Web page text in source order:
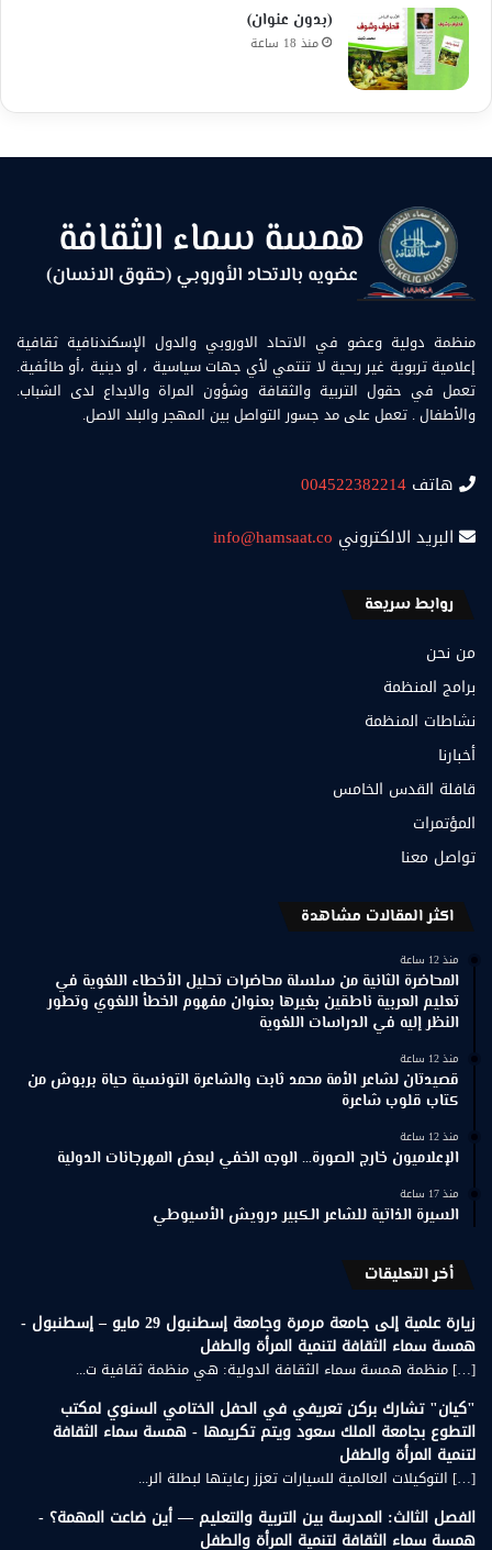
(بدون عنوان)
منذ 18 ساعة
منظمة دولية وعضو في الاتحاد الاوروبي والدول الإسكندنافية ثقافية
إعلامية تربوية غير ربحية لا تنتمي لأي جهات سياسية ، او دينية ،أو طائفية.
تعمل في حقول التربية والثقافة وشؤون المراة والابداع لدى الشباب.
والأطفال . تعمل على مد جسور التواصل بين المهجر والبلد الاصل.
هاتف 004522382214
البريد الالكتروني info@hamsaat.co
روابط سريعة
من نحن
برامج المنظمة
نشاطات المنظمة
أخبارنا
قافلة القدس الخامس
المؤتمرات
تواصل معنا
اكثر المقالات مشاهدة
منذ 12 ساعة
المحاضرة الثانية من سلسلة محاضرات تحليل الأخطاء اللغوية في
تعليم العربية ناطقين بغيرها بعنوان مفهوم الخطأ اللغوي وتطور
النظر إليه في الدراسات اللغوية
منذ 12 ساعة
قصيدتان لشاعر الأمة محمد ثابت والشاعرة التونسية حياة بربوش من
كتاب قلوب شاعرة
منذ 12 ساعة
الإعلاميون خارج الصورة… الوجه الخفي لبعض المهرجانات الدولية
منذ 17 ساعة
السيرة الذاتية للشاعر الكبير درويش الأسيوطي
أخر التعليقات
زيارة علمية إلى جامعة مرمرة وجامعة إسطنبول 29 مايو – إسطنبول -
همسة سماء الثقافة لتنمية المرأة والطفل
[…] منظمة همسة سماء الثقافة الدولية: هي منظمة ثقافية ت...
"كيان" تشارك بركن تعريفي في الحفل الختامي السنوي لمكتب
التطوع بجامعة الملك سعود ويتم تكريمها - همسة سماء الثقافة
لتنمية المرأة والطفل
[…] التوكيلات العالمية للسيارات تعزز رعايتها لبطلة الر...
الفصل الثالث: المدرسة بين التربية والتعليم — أين ضاعت المهمة؟ -
همسة سماء الثقافة لتنمية المرأة والطفل